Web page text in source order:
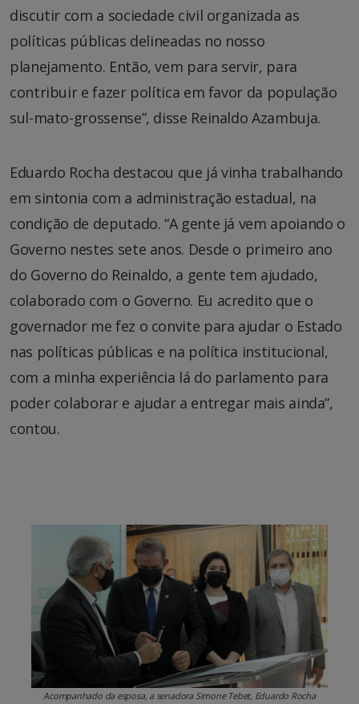
discutir com a sociedade civil organizada as
políticas públicas delineadas no nosso
planejamento. Então, vem para servir, para
contribuir e fazer política em favor da população
sul-mato-grossense”, disse Reinaldo Azambuja.
Eduardo Rocha destacou que já vinha trabalhando
em sintonia com a administração estadual, na
condição de deputado. “A gente já vem apoiando o
Governo nestes sete anos. Desde o primeiro ano
do Governo do Reinaldo, a gente tem ajudado,
colaborado com o Governo. Eu acredito que o
governador me fez o convite para ajudar o Estado
nas políticas públicas e na política institucional,
com a minha experiência lá do parlamento para
poder colaborar e ajudar a entregar mais ainda”,
contou.
Acompanhado da esposa, a senadora Simone Tebet, Eduardo Rocha